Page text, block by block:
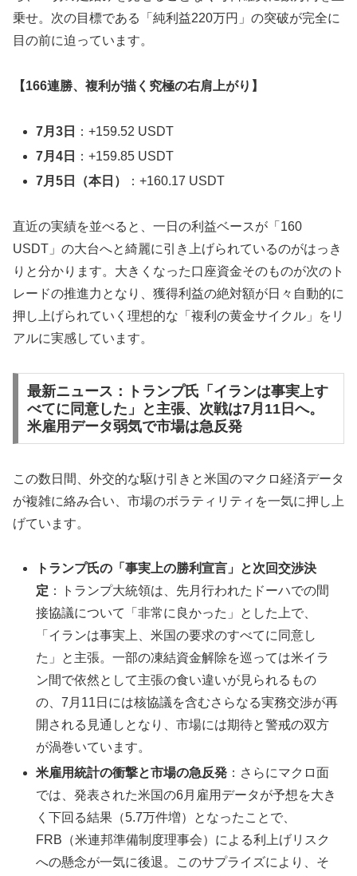
乗せ。次の目標である「純利益220万円」の突破が完全に
目の前に迫っています。
【166連勝、複利が描く究極の右肩上がり】
7月3日
：+159.52 USDT
7月4日
：+159.85 USDT
7月5日（本日）
：+160.17 USDT
直近の実績を並べると、一日の利益ベースが「160
USDT」の大台へと綺麗に引き上げられているのがはっき
りと分かります。大きくなった口座資金そのものが次のト
レードの推進力となり、獲得利益の絶対額が日々自動的に
押し上げられていく理想的な「複利の黄金サイクル」をリ
アルに実感しています。
最新ニュース：トランプ氏「イランは事実上す
べてに同意した」と主張、次戦は7月11日へ。
米雇用データ弱気で市場は急反発
この数日間、外交的な駆け引きと米国のマクロ経済データ
が複雑に絡み合い、市場のボラティリティを一気に押し上
げています。
トランプ氏の「事実上の勝利宣言」と次回交渉決
定 ：トランプ大統領は、先月行われたドーハでの間
接協議について「非常に良かった」とした上で、
「イランは事実上、米国の要求のすべてに同意し
た」と主張。一部の凍結資金解除を巡っては米イラ
ン間で依然として主張の食い違いが見られるもの
の、7月11日には核協議を含むさらなる実務交渉が再
開される見通しとなり、市場には期待と警戒の双方
が渦巻いています。
米雇用統計の衝撃と市場の急反発 ：さらにマクロ面
では、発表された米国の6月雇用データが予想を大き
く下回る結果（5.7万件増）となったことで、
FRB（米連邦準備制度理事会）による利上げリスク
への懸念が一気に後退。このサプライズにより、そ